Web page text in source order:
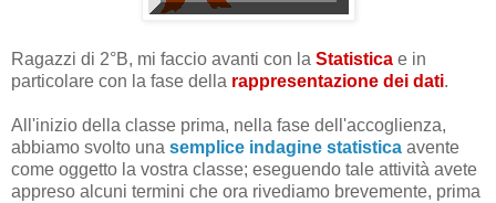
Ragazzi di 2°B, mi faccio avanti con la Statistica e in
particolare con la fase della rappresentazione dei dati.
All'inizio della classe prima, nella fase dell'accoglienza,
abbiamo svolto una semplice indagine statistica avente
come oggetto la vostra classe; eseguendo tale attività avete
appreso alcuni termini che ora rivediamo brevemente, prima